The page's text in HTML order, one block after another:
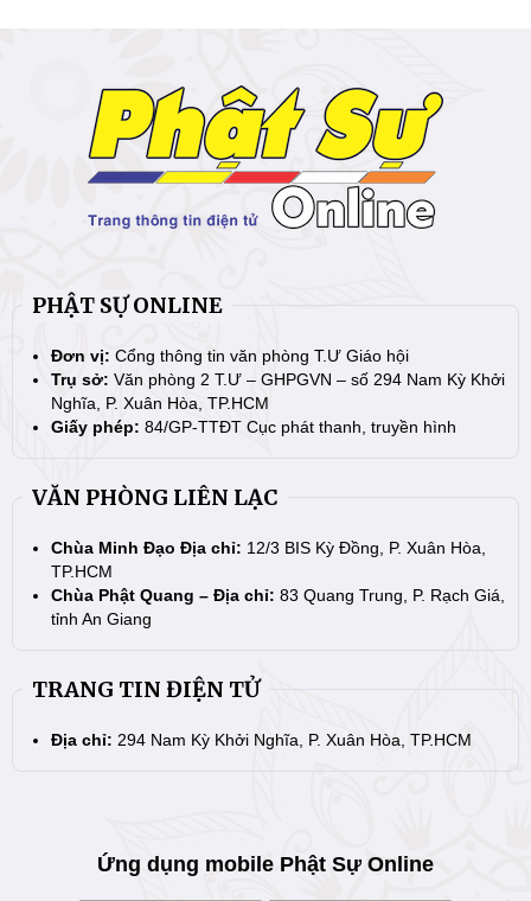
PHẬT SỰ ONLINE
Đơn vị: Cổng thông tin văn phòng T.Ư Giáo hội
Trụ sở: Văn phòng 2 T.Ư – GHPGVN – số 294 Nam Kỳ Khởi
Nghĩa, P. Xuân Hòa, TP.HCM
Giấy phép: 84/GP-TTĐT Cục phát thanh, truyền hình
VĂN PHÒNG LIÊN LẠC
Chùa Minh Đạo Địa chỉ: 12/3 BIS Kỳ Đồng, P. Xuân Hòa,
TP.HCM
Chùa Phật Quang – Địa chỉ: 83 Quang Trung, P. Rạch Giá,
tỉnh An Giang
TRANG TIN ĐIỆN TỬ
Địa chỉ: 294 Nam Kỳ Khởi Nghĩa, P. Xuân Hòa, TP.HCM
Ứng dụng mobile Phật Sự Online